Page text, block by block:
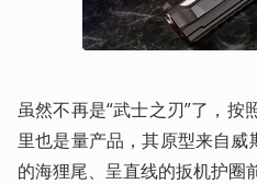
虽然不再是“武士之刃”了，按
里也是量产品，其原型来自威
的海狸尾、呈直线的扳机护圈